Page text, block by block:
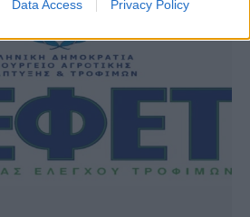
Data Access Privacy Policy